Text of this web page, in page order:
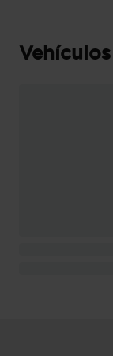
Pesos: